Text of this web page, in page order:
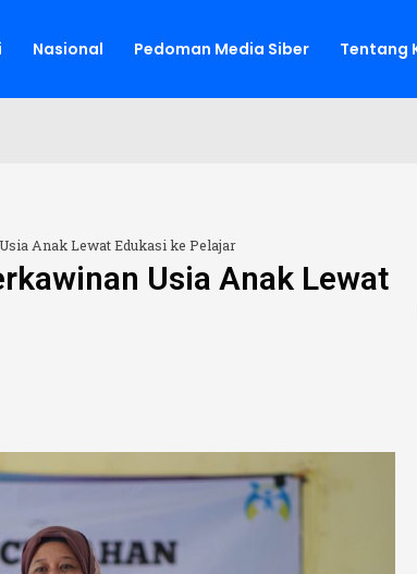
Nasional Pedoman Media Siber Tentang
Anak Lewat Edukasi ke Pelajar
Usia Anak Lewat